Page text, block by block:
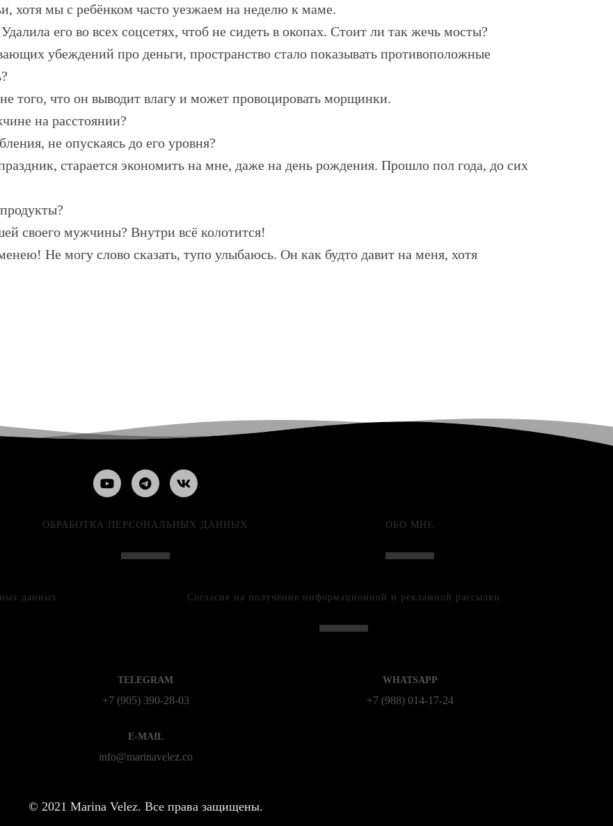
хотя мы с ребёнком часто уезжаем на неделю к маме.
его во всех соцсетях, чтоб не сидеть в окопах. Стоит ли так жечь мосты?
убеждений про деньги, пространство стало показывать противоположные
того, что он выводит влагу и может провоцировать морщинки.
на расстоянии?
не опускаясь до его уровня?
старается экономить на мне, даже на день рождения. Прошло пол года, до сих
своего мужчины? Внутри всё колотится!
Не могу слово сказать, тупо улыбаюсь. Он как будто давит на меня, хотя
ОБРАБОТКА ПЕРСОНАЛЬНЫХ ДАННЫХ ОБО МНЕ
данных Согласие на получение информационной и рекламной рассылки
TELEGRAM
+7 (905) 390-28-03
WHATSAPP
+7 (988) 014‑17‑24
E-MAIL
info@marinavelez.co
© 2021 Marina Velez. Все права защищены.